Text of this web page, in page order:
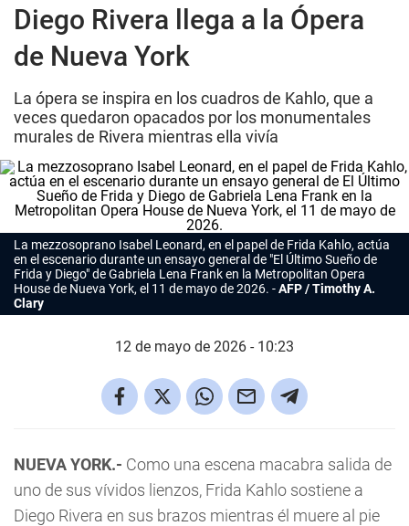
Diego Rivera llega a la Ópera
de Nueva York
La ópera se inspira en los cuadros de Kahlo, que a
veces quedaron opacados por los monumentales
murales de Rivera mientras ella vivía
La mezzosoprano Isabel Leonard, en el papel de Frida Kahlo, actúa
en el escenario durante un ensayo general de "El Último Sueño de
Frida y Diego" de Gabriela Lena Frank en la Metropolitan Opera
House de Nueva York, el 11 de mayo de 2026.
AFP / Timothy A.
Clary
12 de mayo de 2026 - 10:23
NUEVA YORK.- Como una escena macabra salida de
uno de sus vívidos lienzos, Frida Kahlo sostiene a
Diego Rivera en sus brazos mientras él muere al pie